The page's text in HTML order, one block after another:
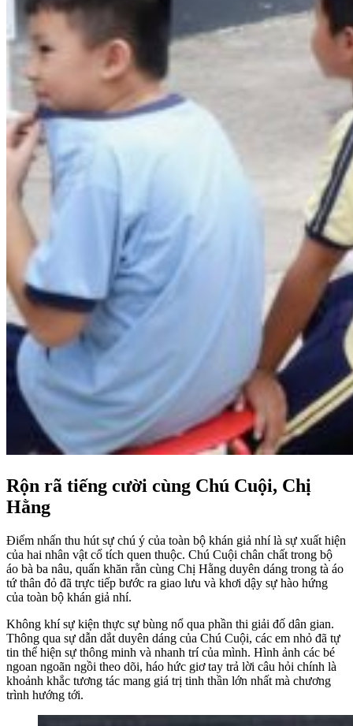
Rộn rã tiếng cười cùng Chú Cuội, Chị
Hằng
Điểm nhấn thu hút sự chú ý của toàn bộ khán giả nhí là sự xuất hiện
của hai nhân vật cổ tích quen thuộc. Chú Cuội chân chất trong bộ
áo bà ba nâu, quấn khăn rằn cùng Chị Hằng duyên dáng trong tà áo
tứ thân đỏ đã trực tiếp bước ra giao lưu và khơi dậy sự hào hứng
của toàn bộ khán giả nhí.
Không khí sự kiện thực sự bùng nổ qua phần thi giải đố dân gian.
Thông qua sự dẫn dắt duyên dáng của Chú Cuội, các em nhỏ đã tự
tin thể hiện sự thông minh và nhanh trí của mình. Hình ảnh các bé
ngoan ngoãn ngồi theo dõi, háo hức giơ tay trả lời câu hỏi chính là
khoảnh khắc tương tác mang giá trị tinh thần lớn nhất mà chương
trình hướng tới.